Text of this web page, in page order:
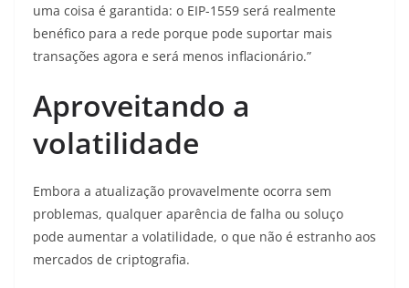
uma coisa é garantida: o EIP-1559 será realmente
benéfico para a rede porque pode suportar mais
transações agora e será menos inflacionário.”
Aproveitando a
volatilidade
Embora a atualização provavelmente ocorra sem
problemas, qualquer aparência de falha ou soluço
pode aumentar a volatilidade, o que não é estranho aos
mercados de criptografia.